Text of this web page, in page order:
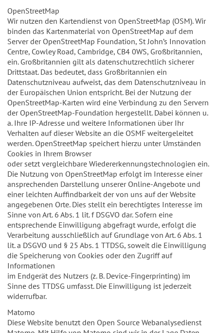
OpenStreetMap
Wir nutzen den Kartendienst von OpenStreetMap (OSM). Wir
binden das Kartenmaterial von OpenStreetMap auf dem
Server der OpenStreetMap Foundation, St John’s Innovation
Centre, Cowley Road, Cambridge, CB4 0WS, Großbritannien,
ein. Großbritannien gilt als datenschutzrechtlich sicherer
Drittstaat. Das bedeutet, dass Großbritannien ein
Datenschutzniveau aufweist, das dem Datenschutzniveau in
der Europäischen Union entspricht. Bei der Nutzung der
OpenStreetMap-Karten wird eine Verbindung zu den Servern
der OpenStreetMap-Foundation hergestellt. Dabei können u.
a. Ihre IP-Adresse und weitere Informationen über Ihr
Verhalten auf dieser Website an die OSMF weitergeleitet
werden. OpenStreetMap speichert hierzu unter Umständen
Cookies in Ihrem Browser
oder setzt vergleichbare Wiedererkennungstechnologien ein.
Die Nutzung von OpenStreetMap erfolgt im Interesse einer
ansprechenden Darstellung unserer Online-Angebote und
einer leichten Auffindbarkeit der von uns auf der Website
angegebenen Orte. Dies stellt ein berechtigtes Interesse im
Sinne von Art. 6 Abs. 1 lit. f DSGVO dar. Sofern eine
entsprechende Einwilligung abgefragt wurde, erfolgt die
Verarbeitung ausschließlich auf Grundlage von Art. 6 Abs. 1
lit. a DSGVO und § 25 Abs. 1 TTDSG, soweit die Einwilligung
die Speicherung von Cookies oder den Zugriff auf
Informationen
im Endgerät des Nutzers (z. B. Device-Fingerprinting) im
Sinne des TTDSG umfasst. Die Einwilligung ist jederzeit
widerrufbar.
Matomo
Diese Website benutzt den Open Source Webanalysedienst